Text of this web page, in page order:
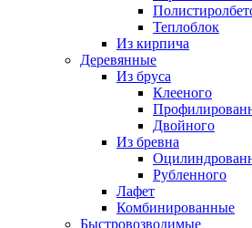
Теплоблок
Из кирпича
Деревянные
Из бруса
Клееного
Двойного
Из бревна
Рубленного
Лафет
Комбинированные
Быстровозводимые